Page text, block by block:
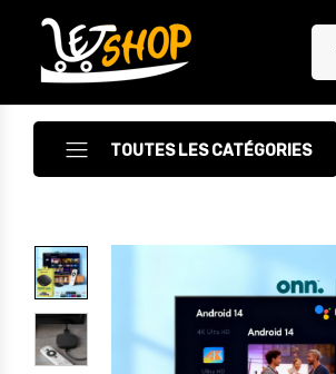
Letshop.dz
TOUTES LES CATÉGORIES
Accessoires
Accessoires Auto/Moto
Accessoires PC
Camping & Randonnée